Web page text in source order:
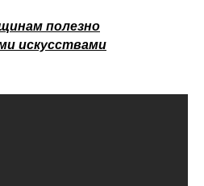
полезно
искусствами